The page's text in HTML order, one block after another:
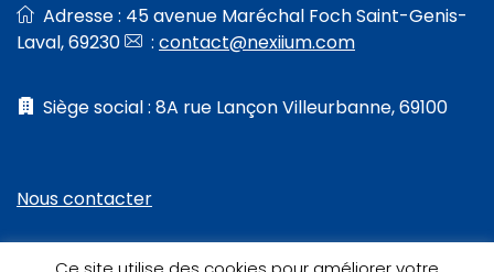
Adresse : 45 avenue Maréchal Foch Saint-Genis-
Laval, 69230
: contact@nexiium.com
Siège social : 8A rue Lançon Villeurbanne, 69100
Nous contacter